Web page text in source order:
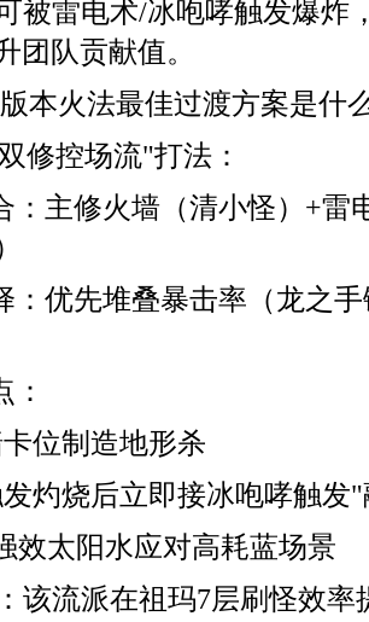
被雷电术/冰咆哮触发爆
团队贡献值。
本火法最佳过渡方案是什
修控场流"打法：
：主修火墙（清小怪）+雷
：优先堆叠暴击率（龙之
：
位制造地形杀
灼烧后立即接冰咆哮触发
效太阳水应对高耗蓝场景
该流派在祖玛7层刷怪效率